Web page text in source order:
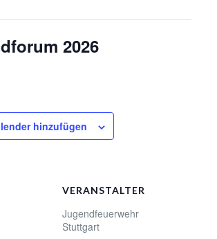
2026
hinzufügen
VERANSTALTER
Jugendfeuerwehr
Stuttgart